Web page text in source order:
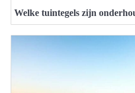
Welke tuintegels zijn